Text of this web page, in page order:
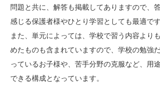
問題と共に、解答も掲載してありますので、
感じる保護者様やひとり学習としても最適です
また、単元によっては、学校で習う内容より
めたものも含まれていますので、学校の勉強
っているお子様や、苦手分野の克服など、用
できる構成となっています。